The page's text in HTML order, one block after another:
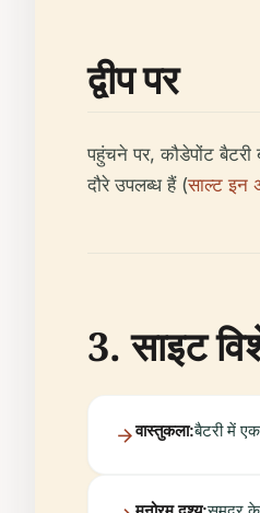
द्वीप पर
पहुंचने पर, कौडेपोंट
दौरे उपलब्ध हैं (साल्ट इन
3. साइट
वास्तुकला:बैटरी में